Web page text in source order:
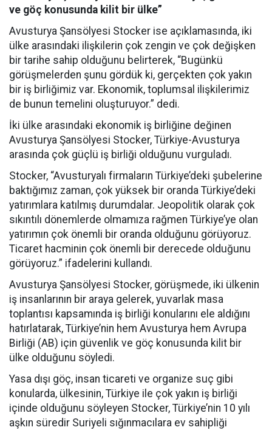
ve göç konusunda kilit bir ülke”
Avusturya Şansölyesi Stocker ise açıklamasında, iki
ülke arasındaki ilişkilerin çok zengin ve çok değişken
bir tarihe sahip olduğunu belirterek, “Bugünkü
görüşmelerden şunu gördük ki, gerçekten çok yakın
bir iş birliğimiz var. Ekonomik, toplumsal ilişkilerimiz
de bunun temelini oluşturuyor.” dedi.
İki ülke arasındaki ekonomik iş birliğine değinen
Avusturya Şansölyesi Stocker, Türkiye-Avusturya
arasında çok güçlü iş birliği olduğunu vurguladı.
Stocker, “Avusturyalı firmaların Türkiye’deki şubelerine
baktığımız zaman, çok yüksek bir oranda Türkiye’deki
yatırımlara katılmış durumdalar. Jeopolitik olarak çok
sıkıntılı dönemlerde olmamıza rağmen Türkiye’ye olan
yatırımın çok önemli bir oranda olduğunu görüyoruz.
Ticaret hacminin çok önemli bir derecede olduğunu
görüyoruz.” ifadelerini kullandı.
Avusturya Şansölyesi Stocker, görüşmede, iki ülkenin
iş insanlarının bir araya gelerek, yuvarlak masa
toplantısı kapsamında iş birliği konularını ele aldığını
hatırlatarak, Türkiye’nin hem Avusturya hem Avrupa
Birliği (AB) için güvenlik ve göç konusunda kilit bir
ülke olduğunu söyledi.
Yasa dışı göç, insan ticareti ve organize suç gibi
konularda, ülkesinin, Türkiye ile çok yakın iş birliği
içinde olduğunu söyleyen Stocker, Türkiye’nin 10 yılı
aşkın süredir Suriyeli sığınmacılara ev sahipliği